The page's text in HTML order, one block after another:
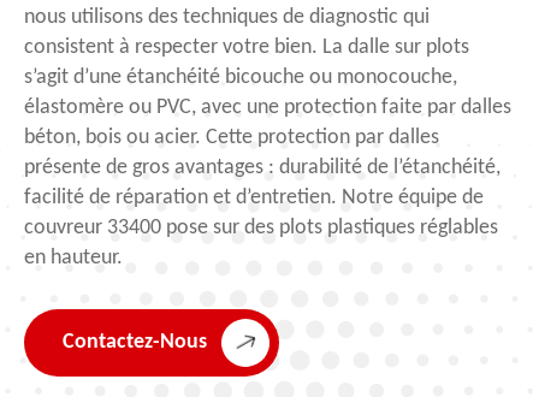
nous utilisons des techniques de diagnostic qui
consistent à respecter votre bien. La dalle sur plots
s’agit d’une étanchéité bicouche ou monocouche,
élastomère ou PVC, avec une protection faite par dalles
béton, bois ou acier. Cette protection par dalles
présente de gros avantages : durabilité de l’étanchéité,
facilité de réparation et d’entretien. Notre équipe de
couvreur 33400 pose sur des plots plastiques réglables
en hauteur.
Contactez-Nous